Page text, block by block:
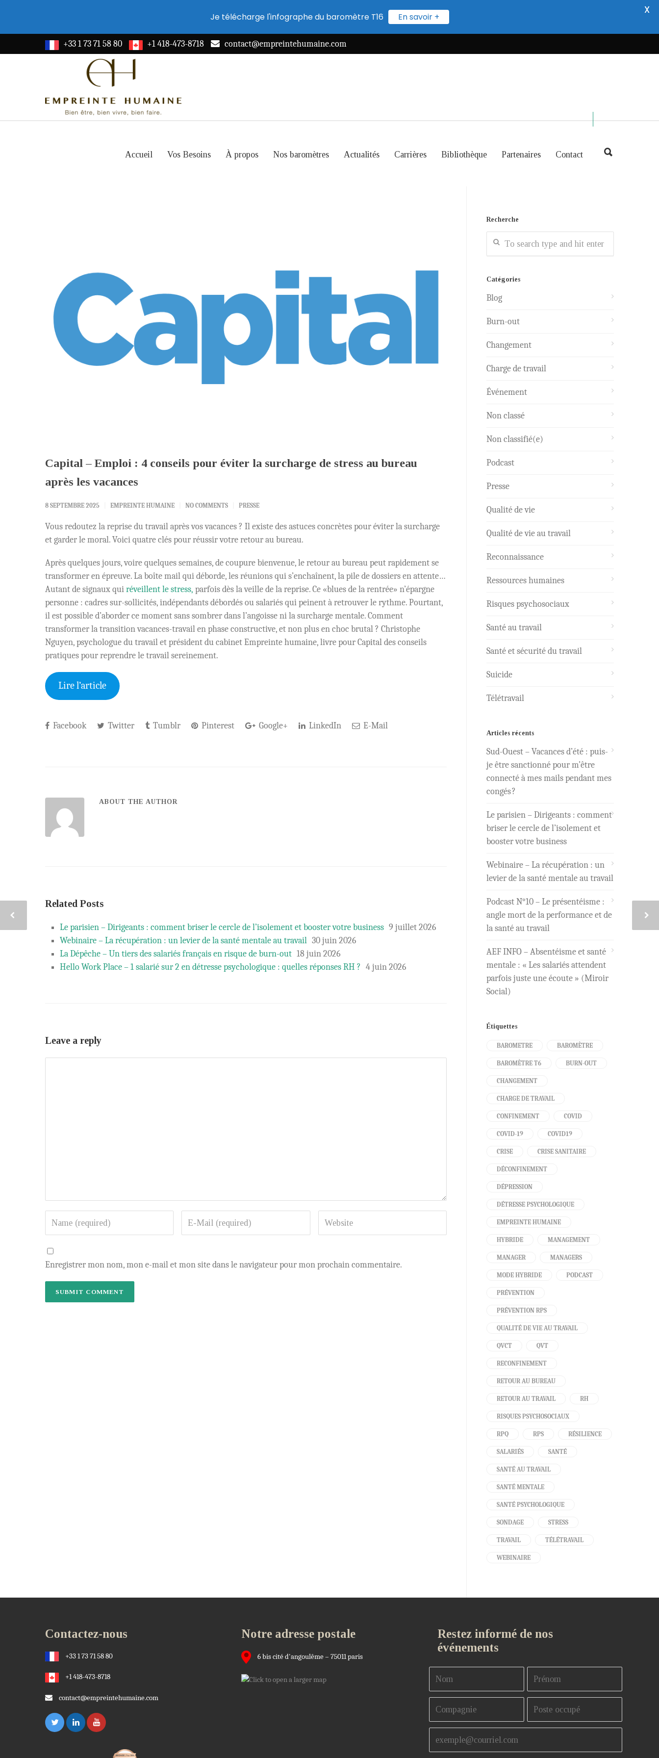
+33 1 73 71 58 80 +1 418-473-8718 contact@empreintehumaine.com
Accueil Vos Besoins À propos Nos baromètres Actualités Carrières Bibliothèque Partenaires Contact
Capital – Emploi : 4 conseils pour éviter la surcharge de stress au bureau
après les vacances
8 SEPTEMBRE 2025 EMPREINTE HUMAINE NO COMMENTS PRESSE
Vous redoutez la reprise du travail après vos vacances ? Il existe des astuces concrètes pour éviter la surcharge
et garder le moral. Voici quatre clés pour réussir votre retour au bureau.
Après quelques jours, voire quelques semaines, de coupure bienvenue, le retour au bureau peut rapidement se
transformer en épreuve. La boîte mail qui déborde, les réunions qui s’enchaînent, la pile de dossiers en attente…
Autant de signaux quiréveillent le stress, parfois dès la veille de la reprise. Ce «blues de la rentrée» n’épargne
personne : cadres sur-sollicités, indépendants débordés ou salariés qui peinent à retrouver le rythme. Pourtant,
il est possible d’aborder ce moment sans sombrer dans l’angoisse ni la surcharge mentale. Comment
transformer la transition vacances-travail en phase constructive, et non plus en choc brutal ? Christophe
Nguyen, psychologue du travail et président du cabinet Empreinte humaine, livre pour Capital des conseils
pratiques pour reprendre le travail sereinement.
Lire l’article
Facebook Twitter Tumblr Pinterest Google+ LinkedIn E-Mail
ABOUT THE AUTHOR
Related Posts
Le parisien – Dirigeants : comment briser le cercle de l’isolement et booster votre business 9 juillet 2026
Webinaire – La récupération : un levier de la santé mentale au travail 30 juin 2026
La Dépêche – Un tiers des salariés français en risque de burn-out 18 juin 2026
Hello Work Place – 1 salarié sur 2 en détresse psychologique : quelles réponses RH ? 4 juin 2026
Leave a reply
Enregistrer mon nom, mon e-mail et mon site dans le navigateur pour mon prochain commentaire.
Recherche
Catégories
Blog
Burn-out
Changement
Charge de travail
Événement
Non classé
Non classifié(e)
Podcast
Presse
Qualité de vie
Qualité de vie au travail
Reconnaissance
Ressources humaines
Risques psychosociaux
Santé au travail
Santé et sécurité du travail
Suicide
Télétravail
Articles récents
Sud-Ouest – Vacances d’été : puis-
je être sanctionné pour m’être
connecté à mes mails pendant mes
congés ?
Le parisien – Dirigeants : comment
briser le cercle de l’isolement et
booster votre business
Webinaire – La récupération : un
levier de la santé mentale au travail
Podcast N°10 – Le présentéisme :
angle mort de la performance et de
la santé au travail
AEF INFO – Absentéisme et santé
mentale : « Les salariés attendent
parfois juste une écoute » (Miroir
Social)
Étiquettes
BAROMETRE BAROMÈTRE
BAROMÈTRE T6 BURN-OUT
CHANGEMENT
CHARGE DE TRAVAIL
CONFINEMENT COVID
COVID-19 COVID19
CRISE CRISE SANITAIRE
DÉCONFINEMENT
DÉPRESSION
DÉTRESSE PSYCHOLOGIQUE
EMPREINTE HUMAINE
HYBRIDE MANAGEMENT
MANAGER MANAGERS
MODE HYBRIDE PODCAST
PRÉVENTION
PRÉVENTION RPS
QUALITÉ DE VIE AU TRAVAIL
QVCT QVT
RECONFINEMENT
RETOUR AU BUREAU
RETOUR AU TRAVAIL RH
RISQUES PSYCHOSOCIAUX
RPQ RPS RÉSILIENCE
SALARIÉS SANTÉ
SANTÉ AU TRAVAIL
SANTÉ MENTALE
SANTÉ PSYCHOLOGIQUE
SONDAGE STRESS
TRAVAIL TÉLÉTRAVAIL
WEBINAIRE
Contactez-nous
+33 1 73 71 58 80
+1 418-473-8718
contact@empreintehumaine.com
Notre adresse postale
6 bis cité d'angoulême – 75011 paris
Restez informé de nos
événements
Je télécharge l'infographe du baromètre T16 En savoir +
X